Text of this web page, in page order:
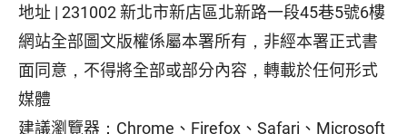
地址 | 231002 新北市新店區北新路一段45巷5號6樓
網站全部圖文版權係屬本署所有，非經本署正式書
面同意，不得將全部或部分內容，轉載於任何形式
媒體
建議瀏覽器：Chrome、Firefox、Safari、Microsoft